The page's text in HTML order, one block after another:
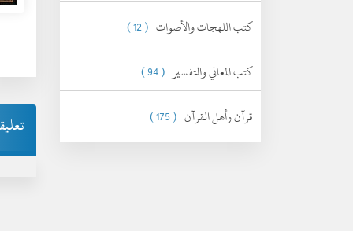
كتب اللهجات والأصوات ( 12 )
كتب المعاني والتفسير ( 94 )
قرآن وأهل القرآن ( 175 )